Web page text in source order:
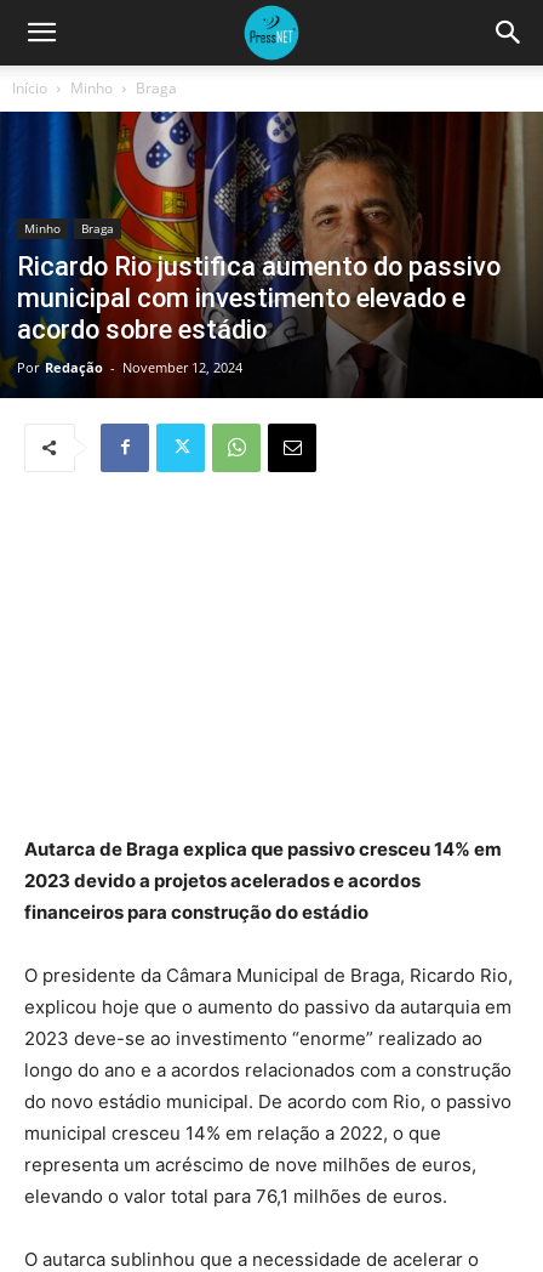
Início Minho Braga
Minho Braga
Ricardo Rio justifica aumento do passivo
municipal com investimento elevado e
acordo sobre estádio
Por Redação - November 12, 2024
Autarca de Braga explica que passivo cresceu 14% em
2023 devido a projetos acelerados e acordos
financeiros para construção do estádio
O presidente da Câmara Municipal de Braga, Ricardo Rio,
explicou hoje que o aumento do passivo da autarquia em
2023 deve-se ao investimento “enorme” realizado ao
longo do ano e a acordos relacionados com a construção
do novo estádio municipal. De acordo com Rio, o passivo
municipal cresceu 14% em relação a 2022, o que
representa um acréscimo de nove milhões de euros,
elevando o valor total para 76,1 milhões de euros.
O autarca sublinhou que a necessidade de acelerar o